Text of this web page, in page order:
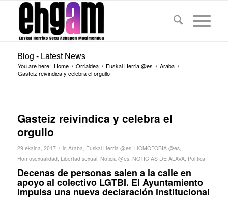
Blog - Latest News
You are here: Home / Orrialdea / Euskal Herria @es / Araba /
Gasteiz reivindica y celebra el orgullo
Gasteiz reivindica y celebra el
orgullo
29 ekaina, 2017 / in Araba, Euskal Herria @es, HOMOFOBIA @es,
Homosexualidad, Libertad sexual, Noticia @es, NOTICIAS DE ALAVA, Política
Decenas de personas salen a la calle en
apoyo al colectivo LGTBI. El Ayuntamiento
impulsa una nueva declaración institucional